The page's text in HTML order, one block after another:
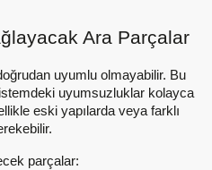
Ara Parçalar
uyumlu olmayabilir. Bu
uyumsuzluklar kolayca
eski yapılarda veya farklı
parçalar: